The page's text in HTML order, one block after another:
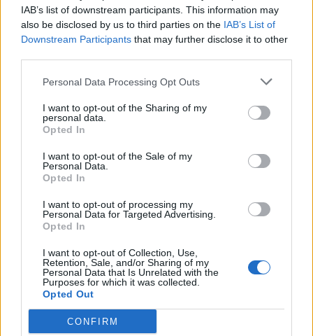
IAB’s list of downstream participants. This information may
also be disclosed by us to third parties on the IAB’s List of
Downstream Participants that may further disclose it to other
Personal Data Processing Opt Outs
I want to opt-out of the Sharing of my
personal data.
Opted In
I want to opt-out of the Sale of my
Personal Data.
Opted In
I want to opt-out of processing my
Personal Data for Targeted Advertising.
Opted In
I want to opt-out of Collection, Use,
Retention, Sale, and/or Sharing of my
Personal Data that Is Unrelated with the
Purposes for which it was collected.
Opted Out
CONFIRM
SHOWBIZ
Τέτα Κωνσταντά: Τα νέα για την
SHOWBIZ
κούραση του χειμώνα» - Το
πρόβλημα στις διακοπές στο νησί
Μπόρα Μπόρα
Μπαμπά, σ’ αγαπώ spoiler: Η Βιργινία
χάνει το νηπιαγωγείο
Κιθαιρώνα
Οι παικταράδες που δεν έγιναν ποτέ οι θρύλοι που
περιμέναμε